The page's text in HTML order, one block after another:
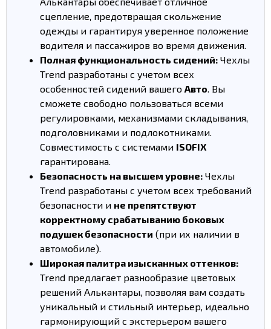
сцепление, предотвращая скольжение
одежды и гарантируя уверенное положение
водителя и пассажиров во время движения.
Полная функциональность сидений: Чехлы
Trend разработаны с учетом всех
особенностей сидений вашего Авто. Вы
сможете свободно пользоваться всеми
регулировками, механизмами складывания,
подголовниками и подлокотниками.
Совместимость с системами ISOFIX
гарантирована.
Безопасность на высшем уровне: Чехлы
Trend разработаны с учетом всех требований
безопасности и не препятствуют
корректному срабатыванию боковых
подушек безопасности (при их наличии в
автомобиле).
Широкая палитра изысканных оттенков:
Trend предлагает разнообразие цветовых
решений Алькантары, позволяя вам создать
уникальный и стильный интерьер, идеально
гармонирующий с экстерьером вашего